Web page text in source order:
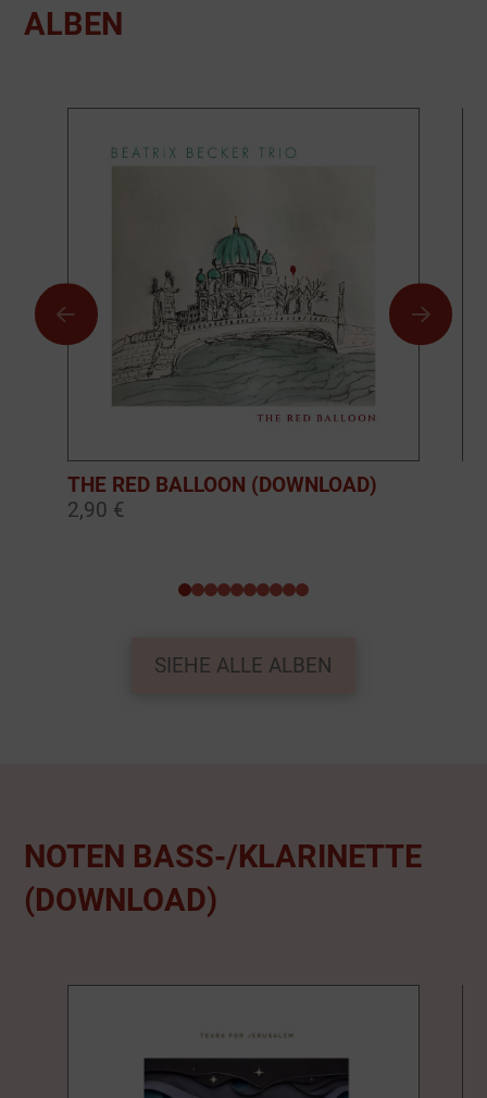
ALBEN
THE RED BALLOON (DOWNLOAD)
2,90 €
0123456789
SIEHE ALLE ALBEN
NOTEN BASS-/KLARINETTE
(DOWNLOAD)